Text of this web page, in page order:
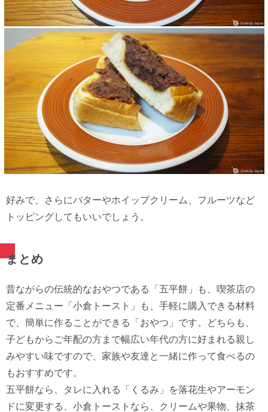
好みで、さらにバターやホイップクリーム、フルーツなど
トッピングしてもいいでしょう。
まとめ
昔ながらの伝統的なおやつである「五平餅」も、喫茶店の
定番メニュー「小倉トースト」も、手軽に購入できる材料
で、簡単に作ることができる「おやつ」です。どちらも、
子どもからご年配の方まで幅広い年代の方に好まれる親し
みやすい味ですので、家族や友達と一緒に作って食べるの
もおすすめです。
五平餅なら、タレに入れる「くるみ」を落花生やアーモン
ドに変更する、小倉トーストなら、クリームや果物、抹茶